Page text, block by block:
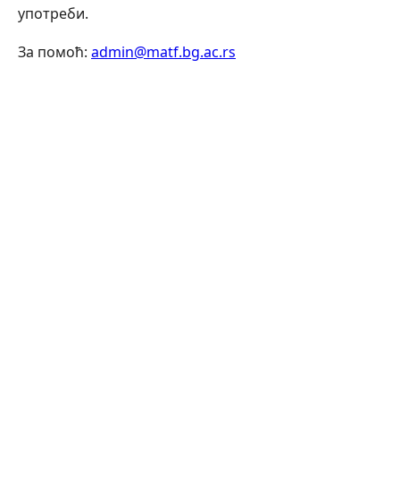
употреби.
За помоћ: admin@matf.bg.ac.rs